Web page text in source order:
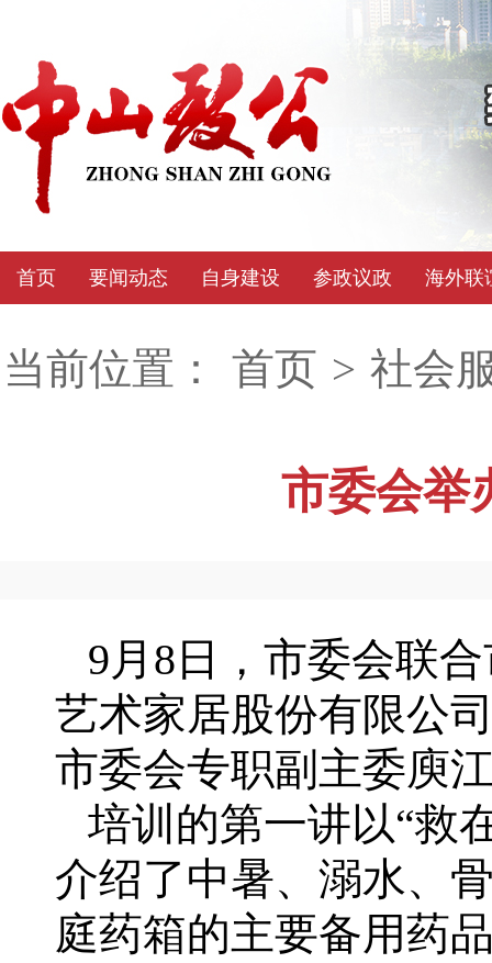
首页 要闻动态 自身建设 参政议政 海外联
当前位置： 首页 > 社会
市委会举
9月8日，市委会联
艺术家居股份有限公
市委会专职副主委庾
培训的第一讲以“救
介绍了中暑、溺水、
庭药箱的主要备用药